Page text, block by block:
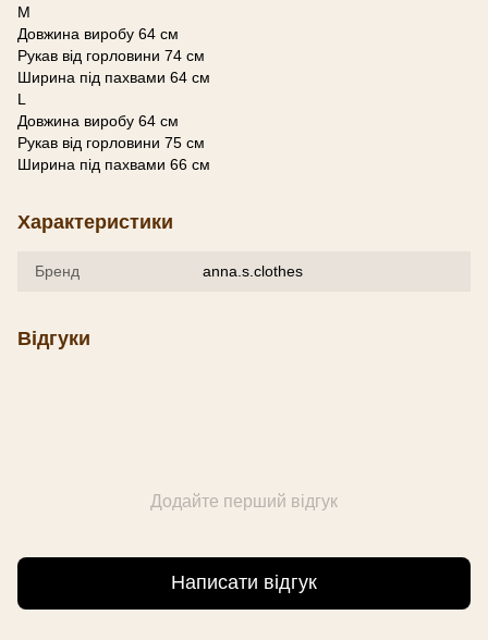
M
Довжина виробу 64 см
Рукав від горловини 74 см
Ширина під пахвами 64 см
L
Довжина виробу 64 см
Рукав від горловини 75 см
Ширина під пахвами 66 см
Характеристики
Бренд anna.s.clothes
Відгуки
Додайте перший відгук
Написати відгук